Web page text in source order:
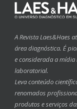
A Revista Laes&Haes
área diagnóstica. É
e considerada a
laboratorial.
Leva conteúdo
renomados
produtos e serviços